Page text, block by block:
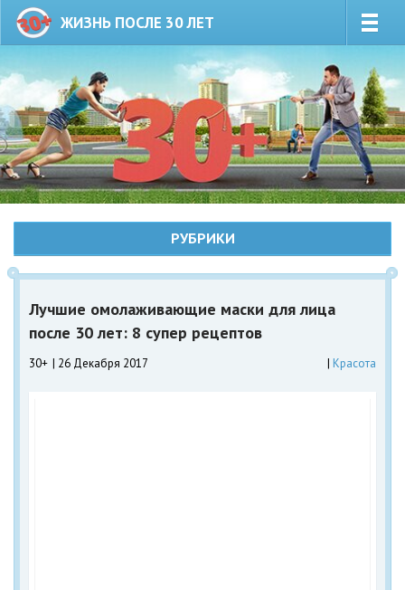
ЖИЗНЬ ПОСЛЕ 30 ЛЕТ
РУБРИКИ
Лучшие омолаживающие маски для лица
после 30 лет: 8 супер рецептов
30+ 26 Декабря 2017 Красота